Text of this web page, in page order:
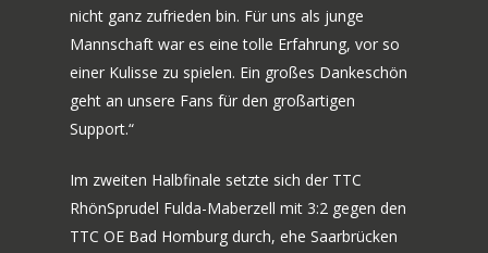
nicht ganz zufrieden bin. Für uns als junge
Mannschaft war es eine tolle Erfahrung, vor so
einer Kulisse zu spielen. Ein großes Dankeschön
geht an unsere Fans für den großartigen
Support.“
Im zweiten Halbfinale setzte sich der TTC
RhönSprudel Fulda-Maberzell mit 3:2 gegen den
TTC OE Bad Homburg durch, ehe Saarbrücken